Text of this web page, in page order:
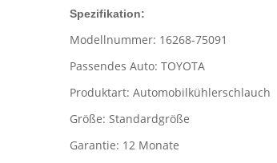
Spezifikation:
Modellnummer: 16268-75091
Passendes Auto: TOYOTA
Produktart: Automobilkühlerschlauch
Größe: Standardgröße
Garantie: 12 Monate